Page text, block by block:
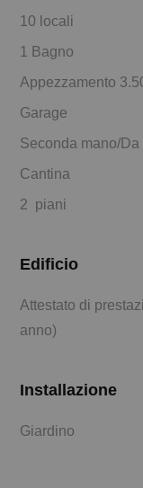
10 locali
1 Bagno
Appezzamento
Garage
Seconda mano/Da
Cantina
2 piani
Edificio
Attestato di
anno)
Installazione
Giardino